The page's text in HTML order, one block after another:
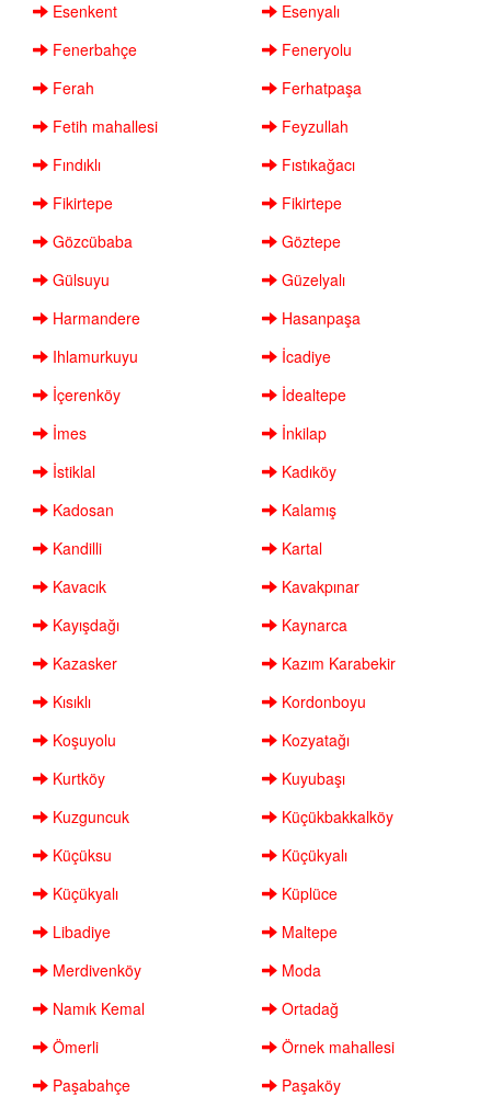
Esenkent
Esenyalı
Fenerbahçe
Feneryolu
Ferah
Ferhatpaşa
Fetih mahallesi
Feyzullah
Fındıklı
Fıstıkağacı
Fikirtepe
Fikirtepe
Gözcübaba
Göztepe
Gülsuyu
Güzelyalı
Harmandere
Hasanpaşa
Ihlamurkuyu
İcadiye
İçerenköy
İdealtepe
İmes
İnkilap
İstiklal
Kadıköy
Kadosan
Kalamış
Kandilli
Kartal
Kavacık
Kavakpınar
Kayışdağı
Kaynarca
Kazasker
Kazım Karabekir
Kısıklı
Kordonboyu
Koşuyolu
Kozyatağı
Kurtköy
Kuyubaşı
Kuzguncuk
Küçükbakkalköy
Küçüksu
Küçükyalı
Küçükyalı
Küplüce
Libadiye
Maltepe
Merdivenköy
Moda
Namık Kemal
Ortadağ
Ömerli
Örnek mahallesi
Paşabahçe
Paşaköy